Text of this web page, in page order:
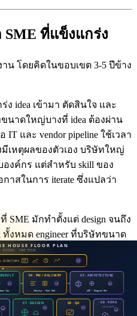
SME ที่แข็งแกร่ง
น โดยคิดในขอบเขต 3-5 ปีข้าง
ง idea เข้ามา ตัดสินใจ และ
นาดใหญ่บางที่ idea ต้องผ่าน
และ vendor pipeline ใช้เวลา
เหตุผลของตัวเอง บริษัทใหญ่
องค์กร แต่สำหรับ skill ของ
าสในการ iterate ซึ่งแปลว่า
ที่ SME มักทำตั้งแต่ design จนถึง
ทั้งหมด engineer ที่บริษัทขนาด
ของตัวเอง ลึกแต่กว้าง
นละแบบ คำถามคือเป้าหมาย
feature ที่เราเขียน ลูกค้าหลัก